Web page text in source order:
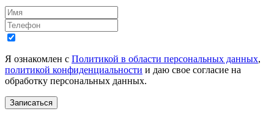
Я ознакомлен с Политикой в области персональных данных,
политикой конфиденциальности и даю свое согласие на
обработку персональных данных.
Записаться